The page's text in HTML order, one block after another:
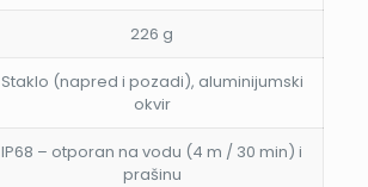
226 g
Staklo (napred i pozadi), aluminijumski
okvir
IP68 – otporan na vodu (4 m / 30 min) i
prašinu